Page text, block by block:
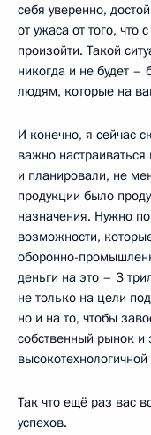
себя уверенно,
от ужаса от того,
произойти. Такой
никогда и не будет
людям, которые на
И конечно, я сейчас
важно
и планировали, не
продукции было
назначения. Нужно
возможности,
оборонно-
деньги на это – 3
не только на цели
но и на то, чтобы
собственный рынок
Так что ещё раз вас
успехов.